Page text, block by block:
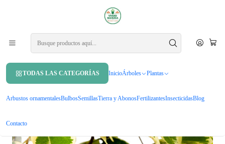
TODAS LAS CATEGORÍAS InicioÁrboles Plantas
Arbustos ornamentalesBulbosSemillasTierra y AbonosFertilizantesInsecticidasBlog
Contacto
APROVECHA UN 10% DE DCTO. EN TU PRIMERA COMPRA USANDO
Inicio Plantas
Ficus Benjamina Variegado Planta Interior